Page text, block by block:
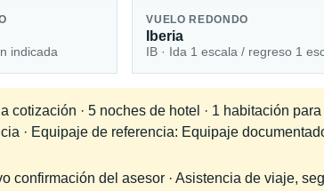
indicada
VUELO REDONDO
Iberia
IB · Ida 1 escala / regreso 1
cotización · 5 noches de hotel · 1 habitación
· Equipaje de referencia: Equipaje
confirmación del asesor · Asistencia de viaje,